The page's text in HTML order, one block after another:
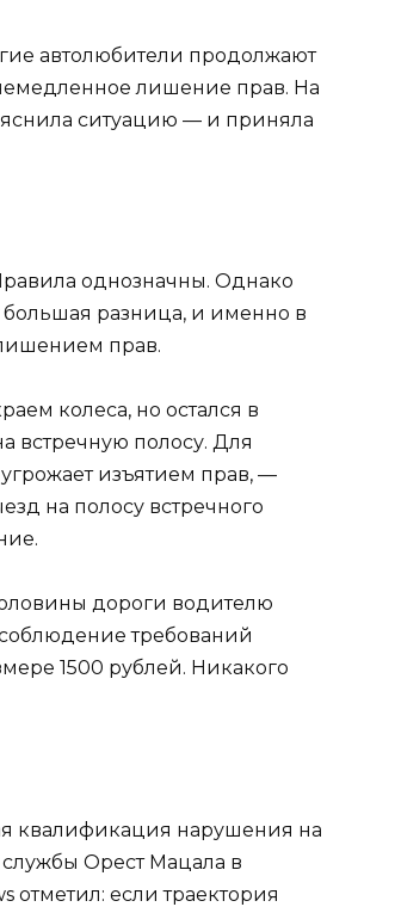
автолюбители продолжают
лишение прав. На
ситуацию — и приняла
однозначны. Однако
большая разница, и именно в
прав.
колеса, но остался в
встречную полосу. Для
изъятием прав, —
на полосу встречного
дороги водителю
требований
1500 рублей. Никакого
квалификация нарушения на
Орест Мацала в
отметил: если траектория